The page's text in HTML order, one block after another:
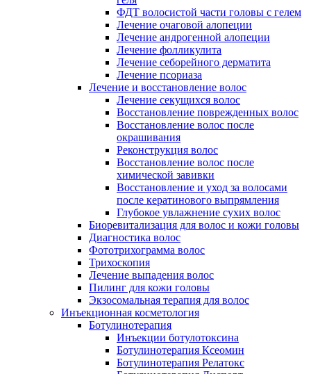
ФДТ волосистой части головы с гелем
Лечение очаговой алопеции
Лечение андрогенной алопеции
Лечение фолликулита
Лечение себорейного дерматита
Лечение псориаза
Лечение и восстановление волос
Лечение секущихся волос
Восстановление поврежденных волос
Восстановление волос после
окрашивания
Реконструкция волос
Восстановление волос после
химической завивки
Восстановление и уход за волосами
после кератинового выпрямления
Глубокое увлажнение сухих волос
Биоревитализация для волос и кожи головы
Диагностика волос
Фототрихограмма волос
Трихоскопия
Лечение выпадения волос
Пилинг для кожи головы
Экзосомальная терапия для волос
Инъекционная косметология
Ботулинотерапия
Инъекции ботулотоксина
Ботулинотерапия Ксеомин
Ботулинотерапия Релатокс